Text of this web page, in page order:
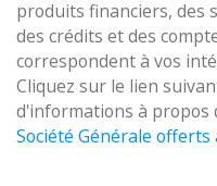
produits financiers, des
des crédits et des
correspondent à vos
Cliquez sur le lien
d'informations à propos
Société Générale